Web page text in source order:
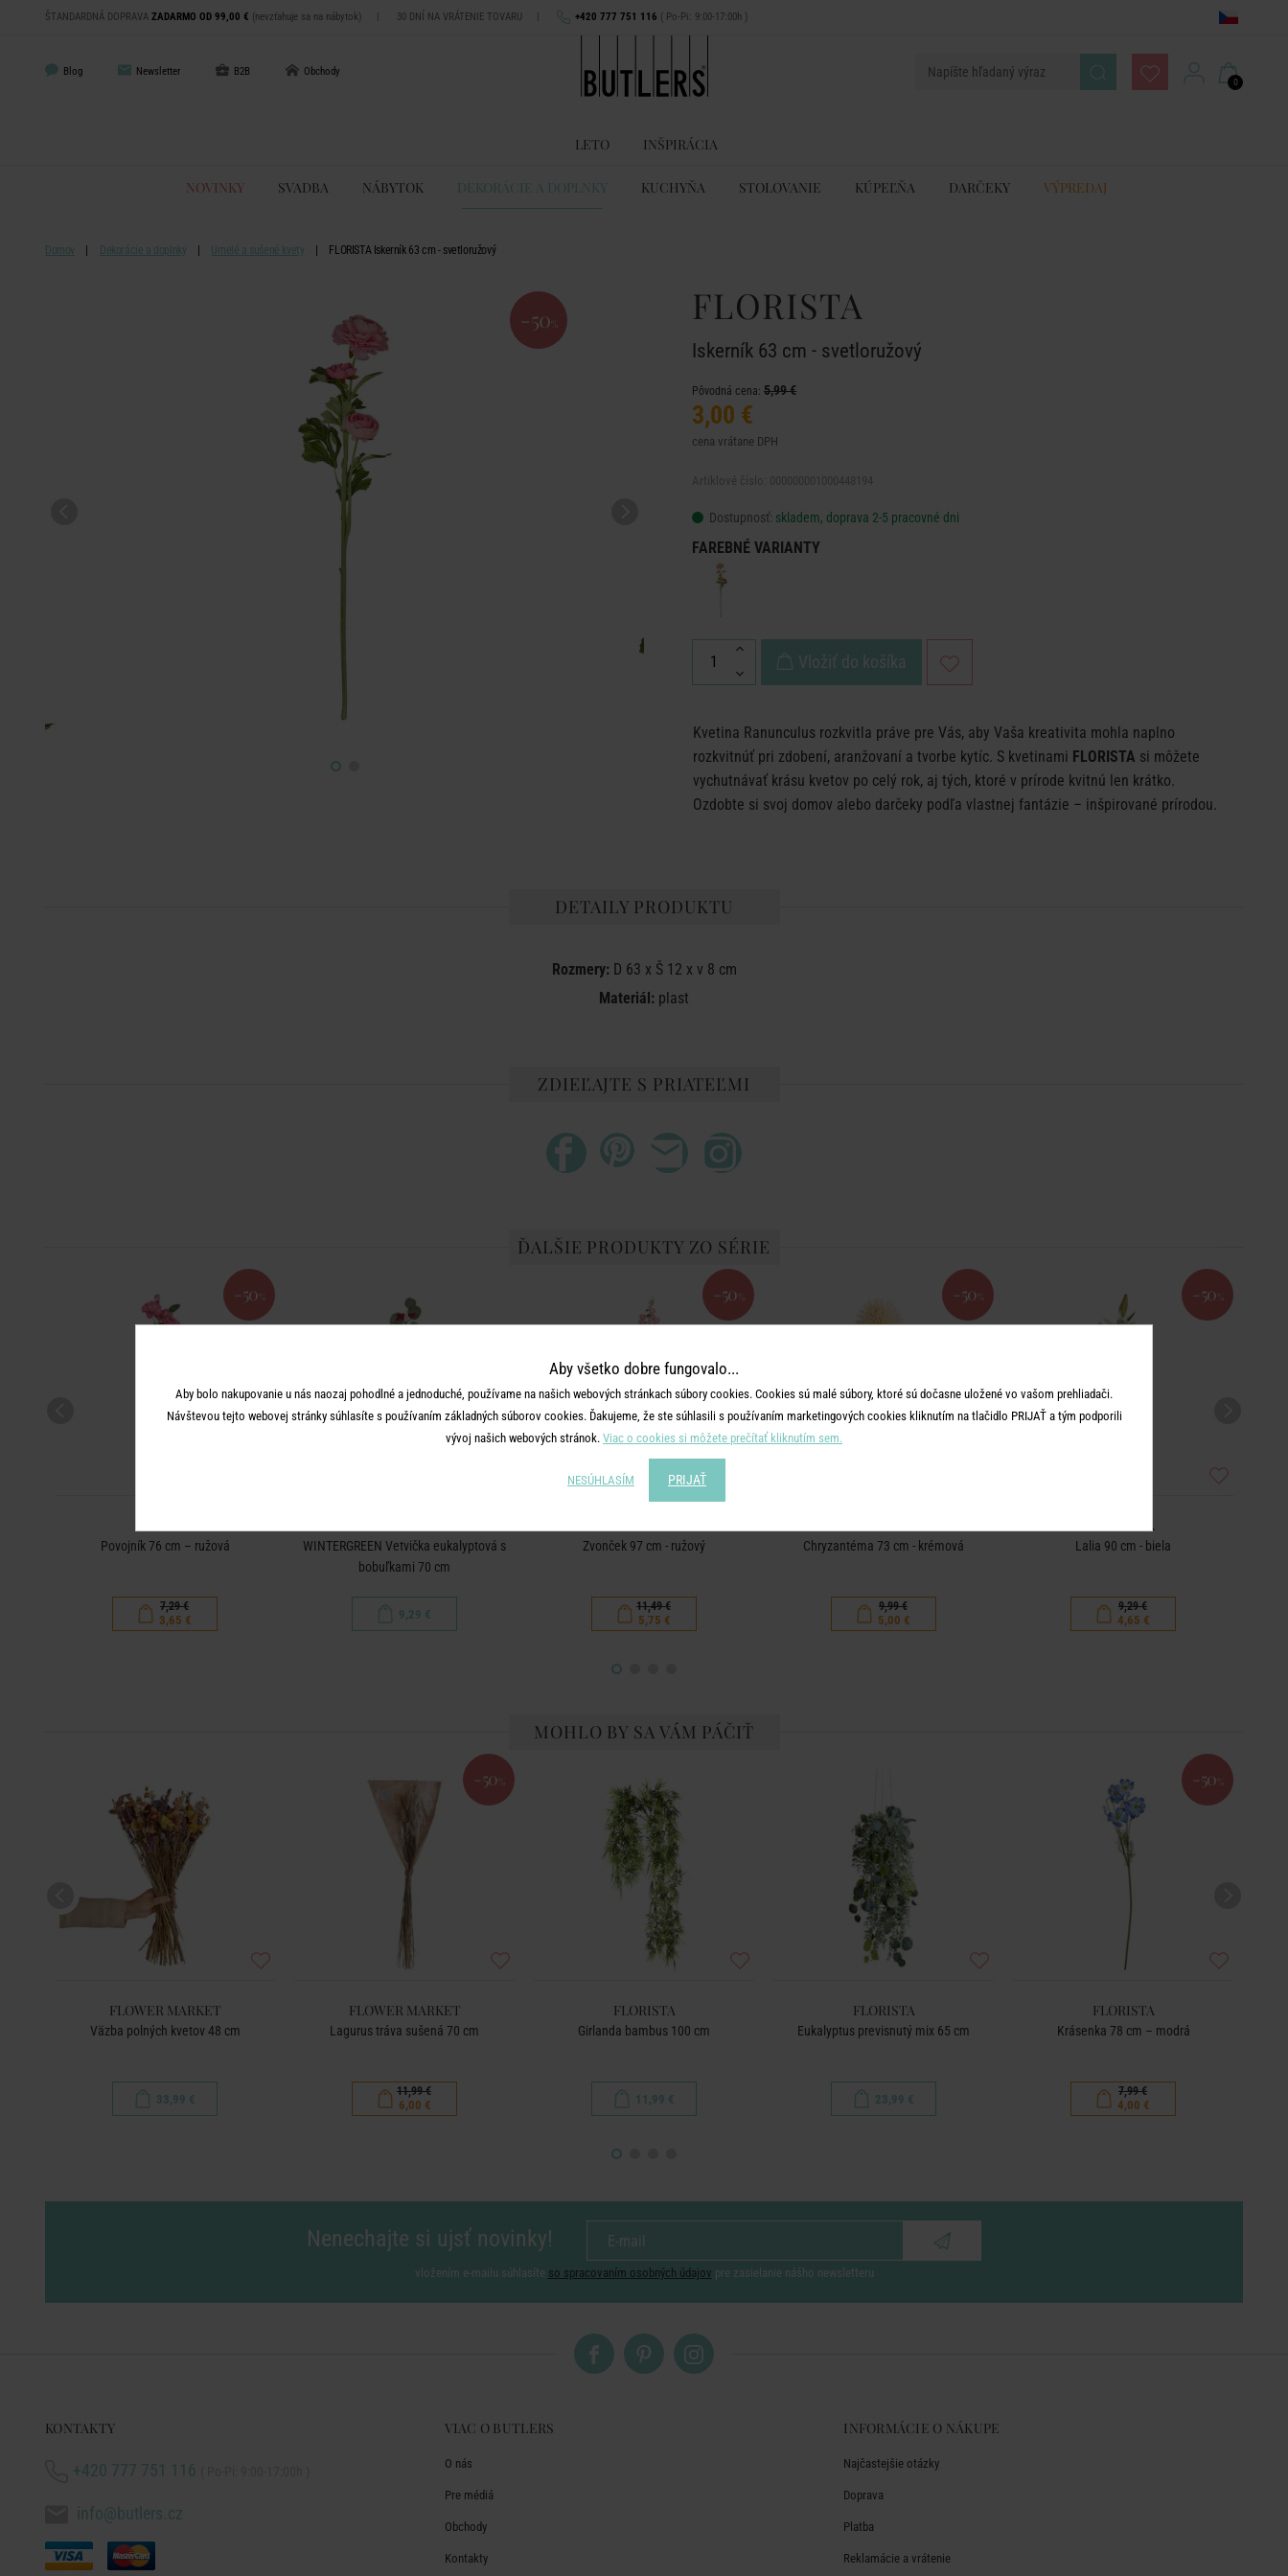
ŠTANDARDNÁ DOPRAVA ZADARMO OD 99,00 € (nevzťahuje sa na nábytok) | 30 DNÍ NA VRÁTENIE TOVARU | +420 777 751 116 ( Po-Pi: 9:00-17:00h )
Blog Newsletter B2B Obchody
0
LETO INŠPIRÁCIA
NOVINKY SVADBA NÁBYTOK DEKORÁCIE A DOPLNKY KUCHYŇA STOLOVANIE KÚPEĽŇA DARČEKY VÝPREDAJ
Domov Dekorácie a doplnky Umelé a sušené kvety FLORISTA Iskerník 63 cm - svetloružový
-50 % FLORISTA
Iskerník 63 cm - svetloružový
Pôvodná cena: 5,99 €
3,00 €
cena vrátane DPH
Dostupnosť: skladem, doprava 2-5 pracovné dni
FAREBNÉ VARIANTY
Vložiť do košíka
Kvetina Ranunculus rozkvitla práve pre Vás, aby Vaša kreativita mohla naplno
rozkvitnúť pri zdobení, aranžovaní a tvorbe kytíc. S kvetinami FLORISTA si môžete
vychutnávať krásu kvetov po celý rok, aj tých, ktoré v prírode kvitnú len krátko.
Ozdobte si svoj domov alebo darčeky podľa vlastnej fantázie – inšpirované prírodou.
DETAILY PRODUKTU
Rozmery: D 63 x Š 12 x v 8 cm
Materiál: plast
ZDIEĽAJTE S PRIATEĽMI
ĎALŠIE PRODUKTY ZO SÉRIE
-50 %
Povojník 76 cm – ružová
7,29 €
3,65 €
WINTERGREEN Vetvička eukalyptová s
bobuľkami 70 cm
9,29 €
-50 %
Zvonček 97 cm - ružový
11,49 €
5,75 €
-50 %
Chryzantéma 73 cm - krémová
9,99 €
5,00 €
-50 %
FLORISTA
Lalia 90 cm - biela
9,29 €
4,65 €
MOHLO BY SA VÁM PÁČIŤ
FLOWER MARKET
Väzba polných kvetov 48 cm
33,99 €
-50 %
FLOWER MARKET
Lagurus tráva sušená 70 cm
11,99 €
6,00 €
FLORISTA
Girlanda bambus 100 cm
11,99 €
FLORISTA
Eukalyptus previsnutý mix 65 cm
23,99 €
-50 %
FLORISTA
Krásenka 78 cm – modrá
7,99 €
4,00 €
Nenechajte si ujsť novinky!
vložením e-mailu súhlasíte so spracovaním osobných údajov pre zasielanie nášho newsletteru
KONTAKTY
+420 777 751 116
info@butlers.cz
VIAC O BUTLERS
O nás
Pre médiá
Obchody
Kontakty
INFORMÁCIE O NÁKUPE
Najčastejšie otázky
Doprava
Platba
Reklamácie a vrátenie
Aby všetko dobre fungovalo...
Aby bolo nakupovanie u nás naozaj pohodlné a jednoduché, používame na našich webových stránkach súbory cookies. Cookies sú malé súbory, ktoré sú dočasne uložené vo vašom prehliadači.
Návštevou tejto webovej stránky súhlasíte s používaním základných súborov cookies. Ďakujeme, že ste súhlasili s používaním marketingových cookies kliknutím na tlačidlo PRIJAŤ a tým podporili
vývoj našich webových stránok. Viac o cookies si môžete prečítať kliknutím sem.
NESÚHLASÍM PRIJAŤ